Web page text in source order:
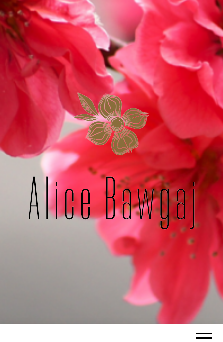
ALICE
BAWGAJ
Les petits mots d'Alice